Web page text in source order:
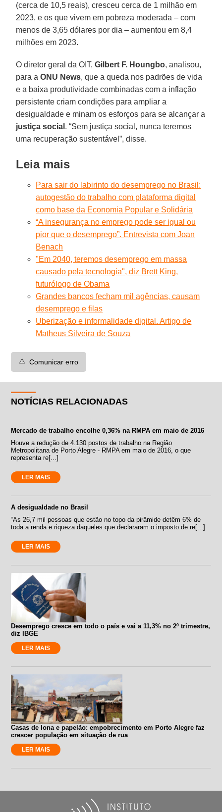
(cerca de 10,5 reais), cresceu cerca de 1 milhão em
2023, e os que vivem em pobreza moderada – com
menos de 3,65 dólares por dia – aumentou em 8,4
milhões em 2023.
O diretor geral da OIT,Gilbert F. Houngbo, analisou,
para aONU News, que a queda nos padrões de vida
e a baixa produtividade combinadas com a inflação
persistente criam condições para ampliar a
desigualdade e minam os esforços para se alcançar a
justiça social . “Sem justiça social, nunca teremos
uma recuperação sustentável”, disse.
Leia mais
Para sair do labirinto do desemprego no Brasil:
autogestão do trabalho com plataforma digital
como base da Economia Popular e Solidária
“A insegurança no emprego pode ser igual ou
pior que o desemprego”. Entrevista com Joan
Benach
"Em 2040, teremos desemprego em massa
causado pela tecnologia", diz Brett King,
futurólogo de Obama
Grandes bancos fecham mil agências, causam
desemprego e filas
Uberização e informalidade digital. Artigo de
Matheus Silveira de Souza
⚠️ Comunicar erro
NOTÍCIAS RELACIONADAS
Mercado de trabalho encolhe 0,36% na RMPA em maio de 2016
Houve a redução de 4.130 postos de trabalho na Região
Metropolitana de Porto Alegre - RMPA em maio de 2016, o que
representa re[...]
LER MAIS
A desigualdade no Brasil
“As 26,7 mil pessoas que estão no topo da pirâmide detêm 6% de
toda a renda e riqueza daqueles que declararam o imposto de re[...]
LER MAIS
Desemprego cresce em todo o país e vai a 11,3% no 2º trimestre,
diz IBGE
LER MAIS
Casas de lona e papelão: empobrecimento em Porto Alegre faz
crescer população em situação de rua
LER MAIS